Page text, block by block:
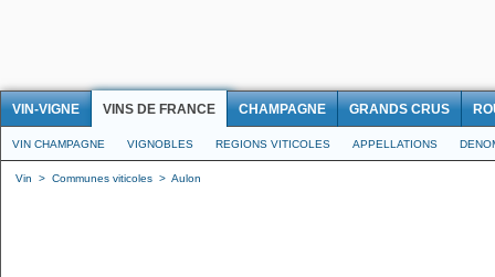
VIN-VIGNE VINS DE FRANCE CHAMPAGNE GRANDS CRUS
VIN CHAMPAGNE VIGNOBLES REGIONS VITICOLES APPELLATIONS
Vin > Communes viticoles > Aulon